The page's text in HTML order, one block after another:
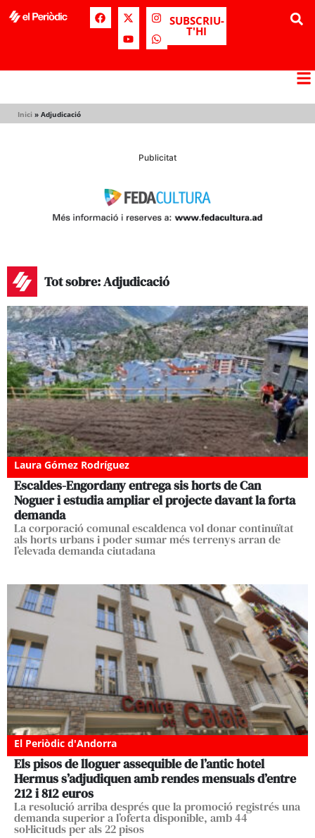
SUBSCRIU-
T'HI
Inici » Adjudicació
Publicitat
Tot sobre: Adjudicació
Laura Gómez Rodríguez
Escaldes-Engordany entrega sis horts de Can
Noguer i estudia ampliar el projecte davant la forta
demanda
La corporació comunal escaldenca vol donar continuïtat
als horts urbans i poder sumar més terrenys arran de
l’elevada demanda ciutadana
El Periòdic d'Andorra
Els pisos de lloguer assequible de l’antic hotel
Hermus s’adjudiquen amb rendes mensuals d’entre
212 i 812 euros
La resolució arriba després que la promoció registrés una
demanda superior a l’oferta disponible, amb 44
sol·licituds per als 22 pisos